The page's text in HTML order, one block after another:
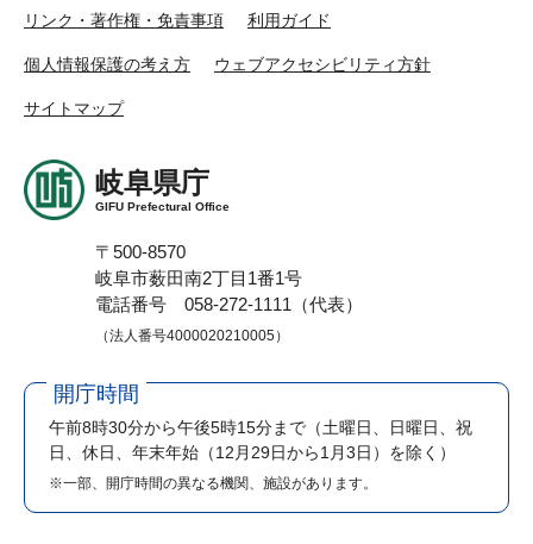
リンク・著作権・免責事項 利用ガイド
個人情報保護の考え方 ウェブアクセシビリティ方針
サイトマップ
岐阜県庁
GIFU Prefectural Office
〒500-8570
岐阜市薮田南2丁目1番1号
電話番号 058-272-1111（代表）
（法人番号4000020210005）
開庁時間
午前8時30分から午後5時15分まで （土曜日、日曜日、祝
日、休日、年末年始（12月29日から1月3日）を除く）
※一部、開庁時間の異なる機関、施設があります。